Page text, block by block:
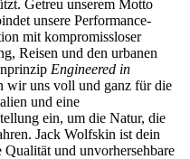
Getreu unserem Motto
unsere Performance-
mit kompromissloser
Reisen und den urbanen
Engineered in
wir uns voll und ganz für die
und eine
ein, um die Natur, die
Jack Wolfskin ist dein
und unvorhersehbare